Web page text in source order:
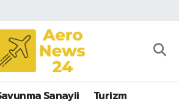
Sanayii Turizm